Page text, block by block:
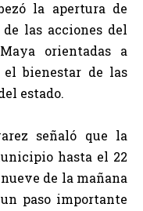
la apertura de
las acciones del
orientadas a
bienestar de las
estado.
señaló que la
hasta el 22
de la mañana
paso importante